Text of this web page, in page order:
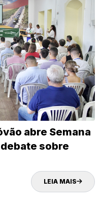
abre Semana
sobre
LEIA MAIS